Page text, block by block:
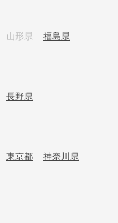
山形県 福島県
長野県
東京都 神奈川県